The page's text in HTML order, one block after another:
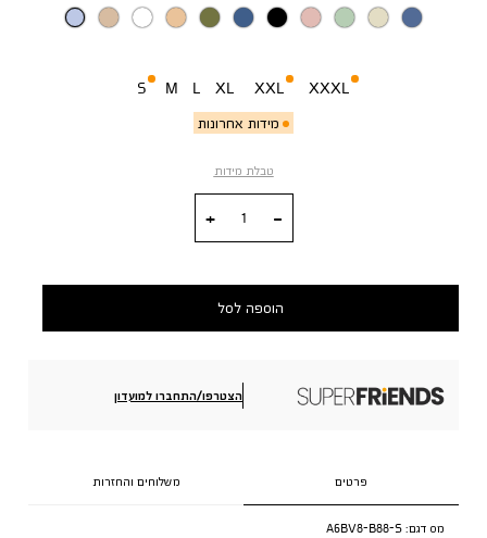
S
מידות אחרונות
M L XL XXL XXXL
טבלת מידות
הוספה לסל
הצטרפו/התחברו למועדון
פרטים משלוחים והחזרות
מס דגם: A6BV8-B88-S